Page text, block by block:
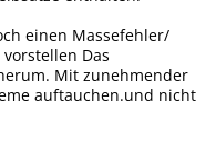
einen Massefehler/
Das
Mit zunehmender
auftauchen.und nicht